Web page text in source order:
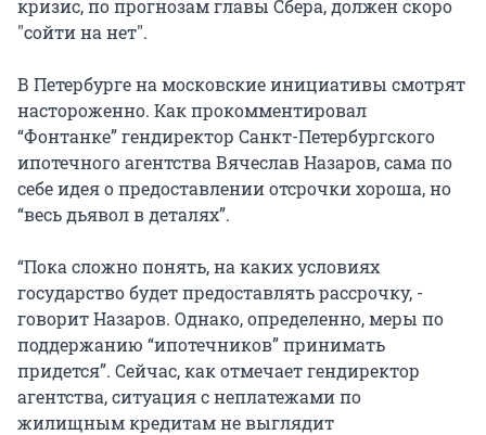
кризис, по прогнозам главы Сбера, должен скоро
"сойти на нет".
В Петербурге на московские инициативы смотрят
настороженно. Как прокомментировал
“Фонтанке” гендиректор Санкт-Петербургского
ипотечного агентства Вячеслав Назаров, сама по
себе идея о предоставлении отсрочки хороша, но
“весь дьявол в деталях”.
“Пока сложно понять, на каких условиях
государство будет предоставлять рассрочку, -
говорит Назаров. Однако, определенно, меры по
поддержанию “ипотечников” принимать
придется”. Сейчас, как отмечает гендиректор
агентства, ситуация с неплатежами по
жилищным кредитам не выглядит